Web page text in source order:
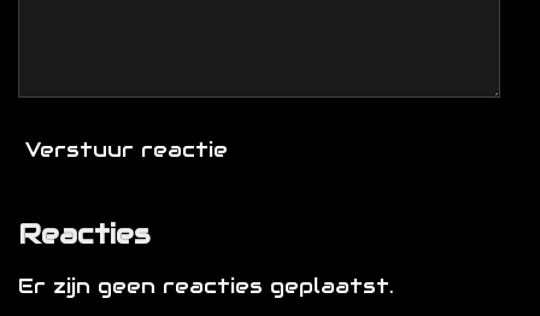
Verstuur reactie
Reacties
Er zijn geen reacties geplaatst.